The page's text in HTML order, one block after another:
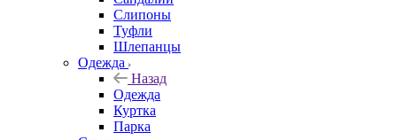
Слипоны
Туфли
Шлепанцы
Одежда
Назад
Одежда
Куртка
Парка